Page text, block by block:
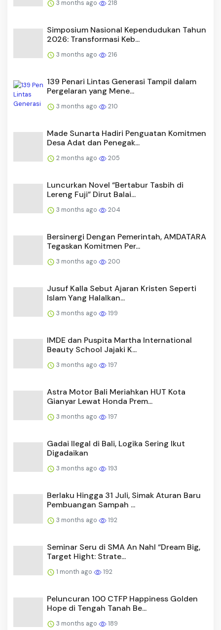
3 months ago 218
Simposium Nasional Kependudukan Tahun
2026: Transformasi Keb...
3 months ago 216
139 Penari Lintas Generasi Tampil dalam
Pergelaran yang Mene...
3 months ago 210
Made Sunarta Hadiri Penguatan Komitmen
Desa Adat dan Penegak...
2 months ago 205
Luncurkan Novel “Bertabur Tasbih di
Lereng Fuji” Dirut Balai...
3 months ago 204
Bersinergi Dengan Pemerintah, AMDATARA
Tegaskan Komitmen Per...
3 months ago 200
Jusuf Kalla Sebut Ajaran Kristen Seperti
Islam Yang Halalkan...
3 months ago 199
IMDE dan Puspita Martha International
Beauty School Jajaki K...
3 months ago 197
Astra Motor Bali Meriahkan HUT Kota
Gianyar Lewat Honda Prem...
3 months ago 197
Gadai Ilegal di Bali, Logika Sering Ikut
Digadaikan
3 months ago 193
Berlaku Hingga 31 Juli, Simak Aturan Baru
Pembuangan Sampah ...
3 months ago 192
Seminar Seru di SMA An Nahl “Dream Big,
Target Hight: Strate...
1 month ago 192
Peluncuran 100 CTFP Happiness Golden
Hope di Tengah Tanah Be...
3 months ago 189